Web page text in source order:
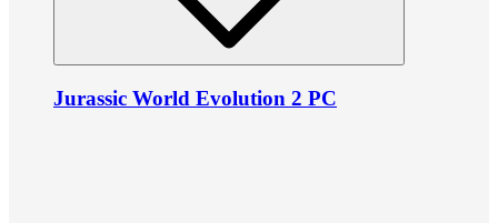
Jurassic World Evolution 2 PC